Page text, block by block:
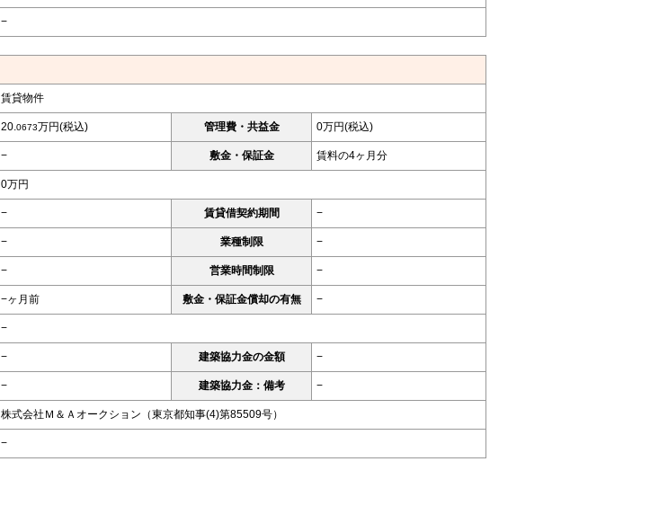
−
賃貸物件
20. 0673万円(税込) 管理費・共益金 0万円(税込)
− 敷金・保証金 賃料の4ヶ月分
0万円
− 賃貸借契約期間 −
− 業種制限 −
− 営業時間制限 −
−ヶ月前 敷金・保証金償却の有無 −
−
− 建築協力金の金額 −
− 建築協力金：備考 −
株式会社Ｍ＆Ａオークション（東京都知事(4)第85509号）
−